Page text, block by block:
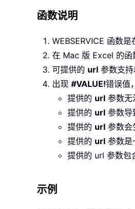
函数说明
WEBSERVICE 函数是
在 Mac 版 Excel 的函
可提供的 url 参数支持
出现 #VALUE!错误值
提供的 url 参数无
提供的 url 参数导
提供的 url 参数会
提供的 url 参数是
提供的 url 参数包
示例